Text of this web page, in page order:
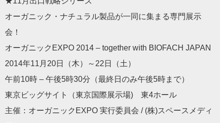
オーガニック・ナチュラル製品が一同に集まる専門展示
会！
オーガニックEXPO 2014 – together with BIOFACH JAPAN
2014年11月20日（木）～22日（土）
午前10時 – 午後5時30分（最終日のみ午後5時まで）
東京ビッグサイト（東京国際展示場) 東4ホール
主催：オーガニックEXPO 実行委員会 / (株)スペースメディ